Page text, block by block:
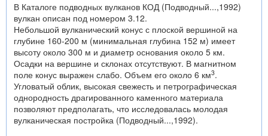
В Каталоге подводных вулканов КОД (Подводный...,1992)
вулкан описан под номером 3.12.
Небольшой вулканический конус с плоской вершиной на
глубине 160-200 м (минимальная глубина 152 м) имеет
высоту около 300 м и диаметр основания около 5 км.
Осадки на вершине и склонах отсутствуют. В магнитном
поле конус выражен слабо. Объем его около 6 км3.
Угловатый облик, высокая свежесть и петрографическая
однородность драгированного каменного материала
позволяют предполагать, что исследовалась молодая
вулканическая постройка (Подводный...,1992).